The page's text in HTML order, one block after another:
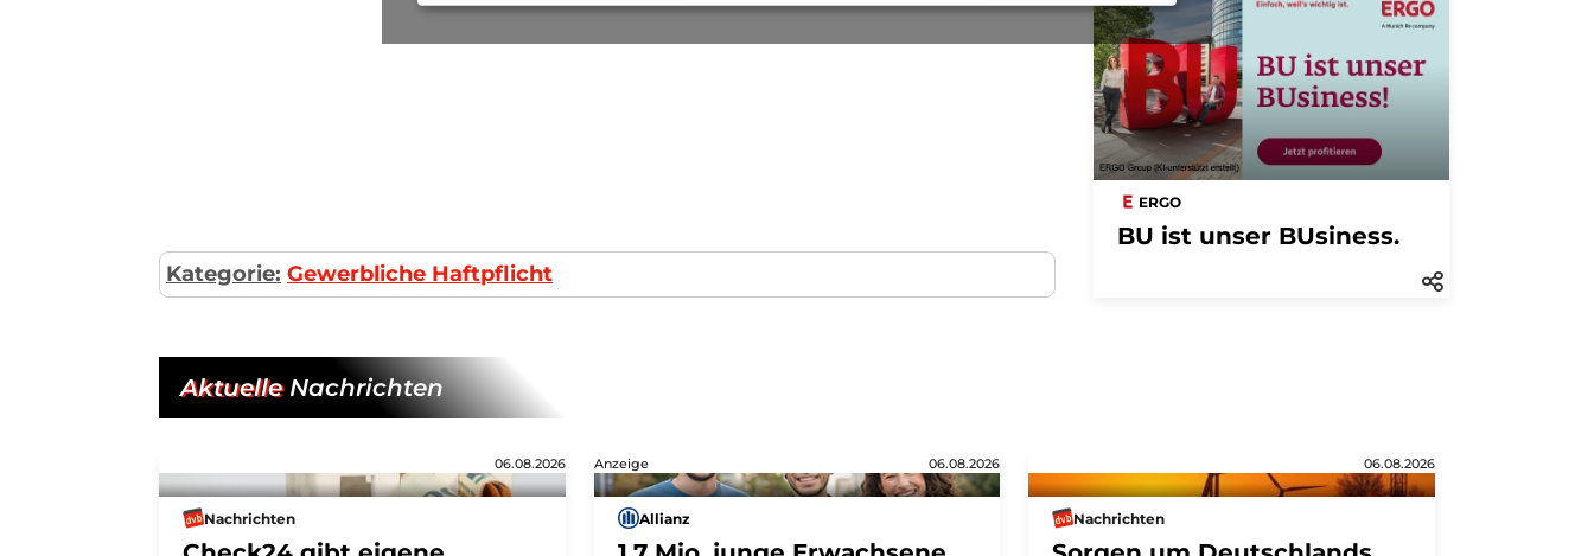
Kategorie: Gewerbliche Haftpflicht
ERGO
BU ist unser BUsiness.
AktuelleNachrichten
06.08.2026
Nachrichten
Anzeige 06.08.2026
Allianz
06.08.2026
Nachrichten